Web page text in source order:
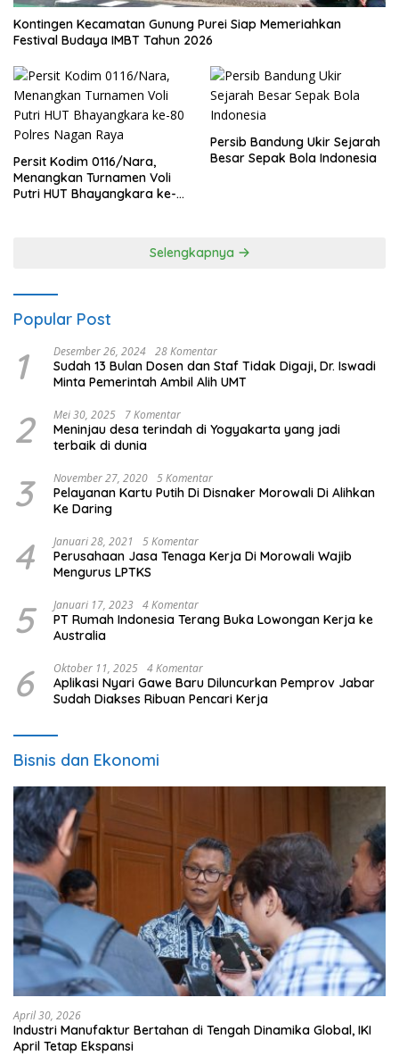
Kontingen Kecamatan Gunung Purei Siap Memeriahkan
Festival Budaya IMBT Tahun 2026
Persit Kodim 0116/Nara,
Menangkan Turnamen Voli
Putri HUT Bhayangkara ke-
Persib Bandung Ukir Sejarah
Besar Sepak Bola Indonesia
Selengkapnya
Popular Post
1 Desember 26, 2024 28 Komentar
Sudah 13 Bulan Dosen dan Staf Tidak Digaji, Dr. Iswadi
Minta Pemerintah Ambil Alih UMT
2 Mei 30, 2025 7 Komentar
Meninjau desa terindah di Yogyakarta yang jadi
terbaik di dunia
3 November 27, 2020 5 Komentar
Pelayanan Kartu Putih Di Disnaker Morowali Di Alihkan
Ke Daring
4 Januari 28, 2021 5 Komentar
Perusahaan Jasa Tenaga Kerja Di Morowali Wajib
Mengurus LPTKS
5 Januari 17, 2023 4 Komentar
PT Rumah Indonesia Terang Buka Lowongan Kerja ke
Australia
6 Oktober 11, 2025 4 Komentar
Aplikasi Nyari Gawe Baru Diluncurkan Pemprov Jabar
Sudah Diakses Ribuan Pencari Kerja
Bisnis dan Ekonomi
April 30, 2026
Industri Manufaktur Bertahan di Tengah Dinamika Global, IKI
April Tetap Ekspansi